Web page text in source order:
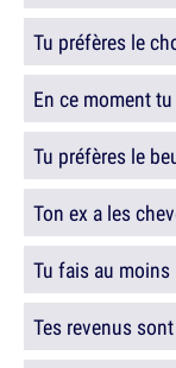
Tu préfères le
En ce moment
Tu préfères le
Ton ex a les
Tu fais au
Tes revenus